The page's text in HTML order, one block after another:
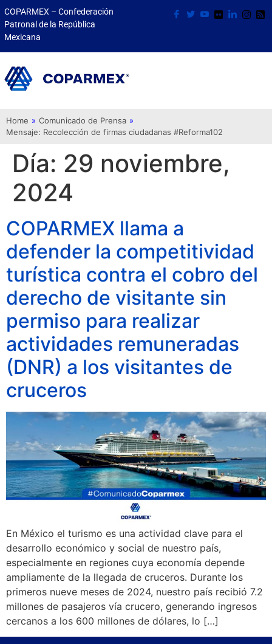
COPARMEX – Confederación
Patronal de la República
Mexicana
Home » Comunicado de Prensa »
Mensaje: Recolección de firmas ciudadanas #Reforma102
Día: 29 noviembre,
2024
COPARMEX llama a
defender la competitividad
turística contra el cobro del
derecho de visitante sin
permiso para realizar
actividades remuneradas
(DNR) a los visitantes de
cruceros
En México el turismo es una actividad clave para el
desarrollo económico y social de nuestro país,
especialmente en regiones cuya economía depende
ampliamente de la llegada de cruceros. Durante los
primeros nueve meses de 2024, nuestro país recibió 7.2
millones de pasajeros vía crucero, generando ingresos
cercanos a los 600 millones de dólares, lo […]